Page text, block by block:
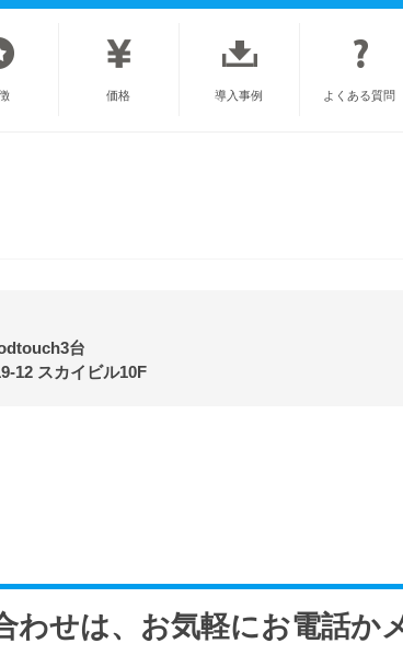
価格 導入事例 よくある質問
台
12 スカイビル10F
わせは、お気軽にお電話か